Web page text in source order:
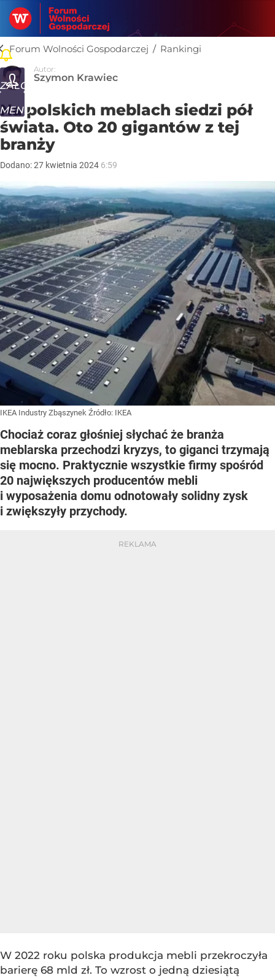
ZALOGUJ
MENU
Rankingi
Forum Wolności Gospodarczej / Rankingi
Autor:
Szymon Krawiec
Na polskich meblach siedzi pół
świata. Oto 20 gigantów z tej
branży
Dodano:27 kwietnia 2024 6:59
IKEA Industry Zbąszynek Źródło: IKEA
Chociaż coraz głośniej słychać że branża
meblarska przechodzi kryzys, to giganci trzymają
się mocno. Praktycznie wszystkie firmy spośród
20 największych producentów mebli
i wyposażenia domu odnotowały solidny zysk
i zwiększyły przychody.
W 2022 roku polska produkcja mebli przekroczyła
barierę 68 mld zł. To wzrost o jedną dziesiątą